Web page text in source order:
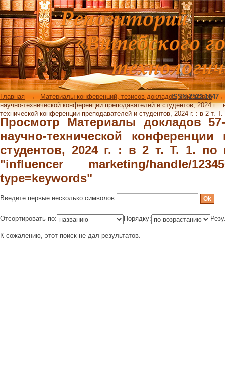
Просмотр Материалы докладов
конференции преподавателей и
словам "influencer marketing/handle/
Главная → Материалы конференций, тезисов докладов, семинаров →
научно-технической конференции преподавателей и студентов, 2024 г. :
технической конференции преподавателей и студентов, 2024 г. : в 2 т.
ISSN 2522-1647
Просмотр Материалы докладов
научно-технической конференции
студентов, 2024 г. : в 2 т. Т. 1.
"influencer marketing/handle/
type=keywords"
Введите первые несколько символов:
Отсортировать по: Порядку:
К сожалению, этот поиск не дал результатов.